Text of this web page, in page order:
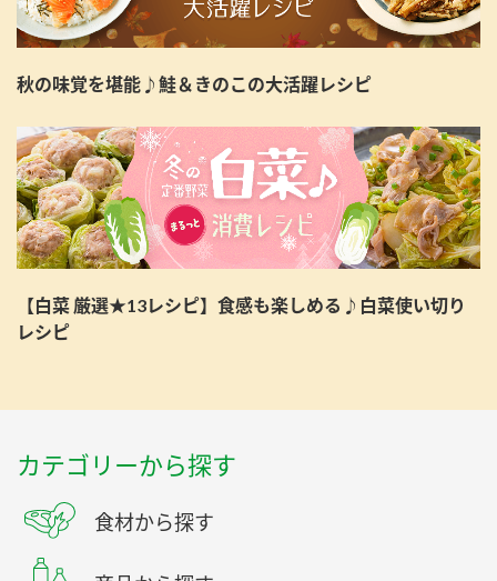
秋の味覚を堪能♪鮭＆きのこの大活躍レシピ
【白菜 厳選★13レシピ】食感も楽しめる♪白菜使い切り
レシピ
カテゴリーから探す
食材から探す